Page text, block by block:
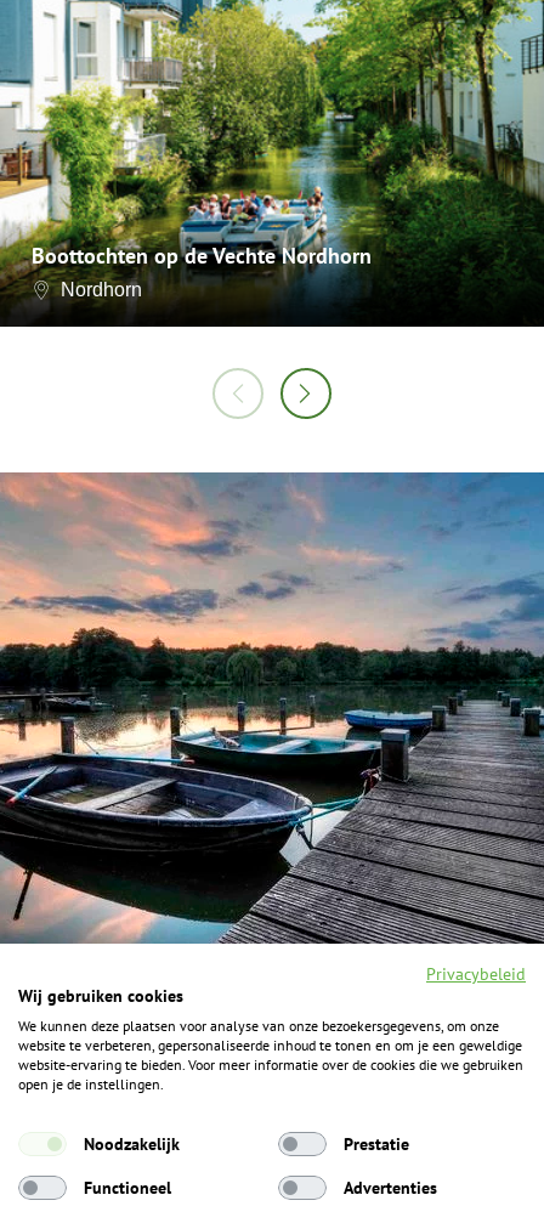
Boottochten op de Vechte Nordhorn
Nordhorn
F
a
c
o
o
I
n
s
g
a
Y
o
u
b
P
i
n
ALGEMENE INFORMATIE
Het Geheim over de grens zijn de Duitse vakantieregio’s
Privacybeleid
Wij gebruiken cookies
We kunnen deze plaatsen voor analyse van onze bezoekersgegevens, om onze
website te verbeteren, gepersonaliseerde inhoud te tonen en om je een geweldige
website-ervaring te bieden. Voor meer informatie over de cookies die we gebruiken
open je de instellingen.
Noodzakelijk
Prestatie
Functioneel
Advertenties